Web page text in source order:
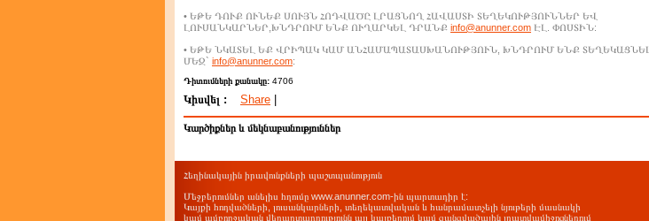
• ԵԹԵ ԴՈՒՔ ՈՒՆԵՔ ՍՈՒՅՆ ՀՈԴՎԱԾԸ ԼՐԱՑՆՈՂ ՀԱՎԱՍՏԻ ՏԵՂԵԿՈՒԹՅՈՒՆՆԵՐ ԵՎ
ԼՈՒՍԱՆԿԱՐՆԵՐ,ԽՆԴՐՈՒՄ ԵՆՔ ՈՒՂԱՐԿԵԼ ԴՐԱՆՔ info@anunner.com ԷԼ. ՓՈՍՏԻՆ:
• ԵԹԵ ՆԿԱՏԵԼ ԵՔ ՎՐԻՊԱԿ ԿԱՄ ԱՆՀԱՄԱՊԱՏԱՍԽԱՆՈՒԹՅՈՒՆ, ԽՆԴՐՈՒՄ ԵՆՔ ՏԵՂԵԿԱՑՆԵԼ
ՄԵԶ` info@anunner.com:
Դիտումների քանակը: 4706
Կիսվել : Share
Կարծիքներ և մեկնաբանություններ
Հեղինակային իրավունքների պաշտպանություն
Մեջբերումներ անելիս հղումը www.anunner.com-ին պարտադիր է:
Կայքի հոդվածների, լուսանկարների, տեղեկատվական և հանրամատչելի նյութերի մասնակի
կամ ամբողջական վերարտադրությունն այլ կայքերում կամ զանգվածային լրատվամիջոցներում